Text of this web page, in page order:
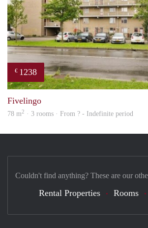
€ 1238
Fivelingo
78 m2 · 3 rooms · From ? - Indefinite period
Couldn't find anything? These are our
Rental Properties Rooms